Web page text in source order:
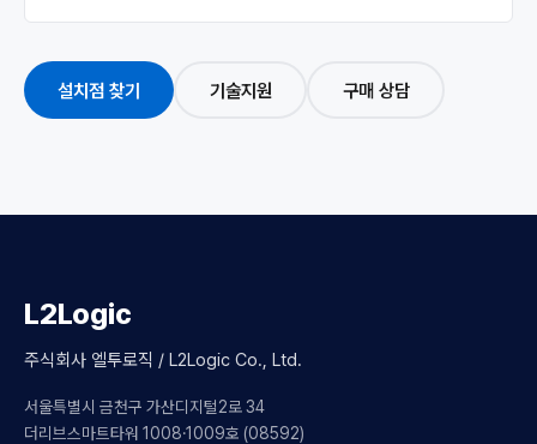
설치점 찾기 기술지원 구매 상담
L2Logic
주식회사 엘투로직 / L2Logic Co., Ltd.
서울특별시 금천구 가산디지털2로 34
더리브스마트타워 1008·1009호 (08592)